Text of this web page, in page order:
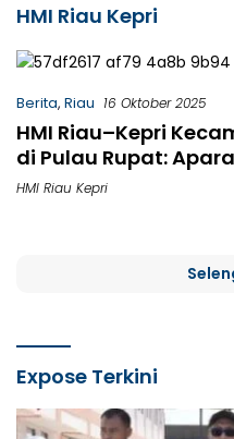
HMI Riau Kepri
Berita, Riau 16 Oktober 2025
HMI Riau–Kepri
di Pulau Rupat:
Bukan Intimidasi
HMI Riau Kepri
Expose Terkini